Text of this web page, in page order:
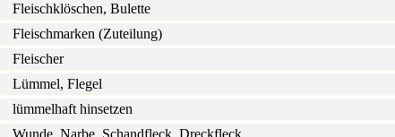
Fleischklöschen, Bulette
Fleischmarken (Zuteilung)
Fleischer
Lümmel, Flegel
lümmelhaft hinsetzen
Wunde, Narbe, Schandfleck, Dreckfleck